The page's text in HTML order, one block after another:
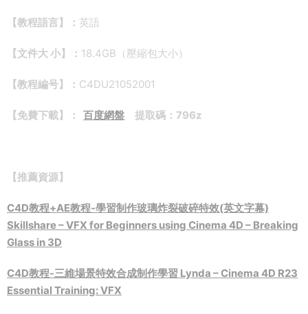
【教程語言】： 英語
【文件大 小】： 18.4GB（壓縮包大小）
【教程編号】： C4DU21052001
【免費下載】： 百度網盤 提取碼：796z
【推薦資源】
C4D教程+AE教程-學習制作玻璃炸裂破碎特效(英文字幕)
Skillshare – VFX for Beginners using Cinema 4D – Breaking
Glass in 3D
C4D教程-三維場景特效合成制作學習 Lynda – Cinema 4D R23
Essential Training: VFX